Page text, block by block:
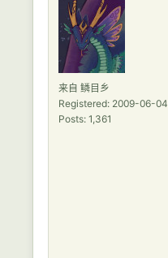
来自 鳞目乡
Registered: 2009-06-04
Posts: 1,361